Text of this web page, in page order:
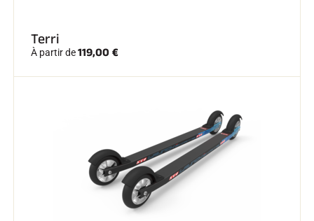
Terri
À partir de119,00 €